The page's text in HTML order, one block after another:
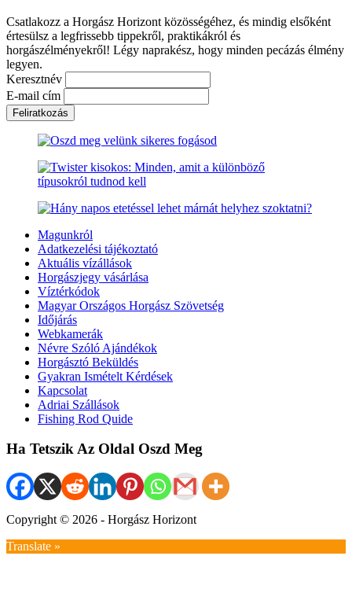
Csatlakozz a Horgász Horizont közösségéhez, és mindig elsőként
értesülsz a legfrissebb tippekről, praktikákról és
horgászélményekről! Légy naprakész, hogy minden pecázás élmény
legyen.
Keresztnév
E-mail cím
Magunkról
Adatkezelési tájékoztató
Aktuális vízállások
Horgászjegy vásárlása
Víztérkódok
Magyar Országos Horgász Szövetség
Időjárás
Webkamerák
Névre Szóló Ajándékok
Horgásztó Beküldés
Gyakran Ismételt Kérdések
Kapcsolat
Adriai Szállások
Fishing Rod Quide
Ha Tetszik Az Oldal Oszd Meg
Copyright © 2026 - Horgász Horizont
Translate »